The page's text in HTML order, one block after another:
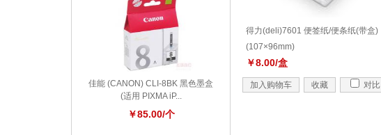
佳能 (CANON) CLI-8BK 黑色墨盒
(适用 PIXMA iP...
￥85.00/个
得力(deli)7601 便签纸/便条纸(带盒)
(107×96mm)
￥8.00/盒
加入购物车 收藏 对比